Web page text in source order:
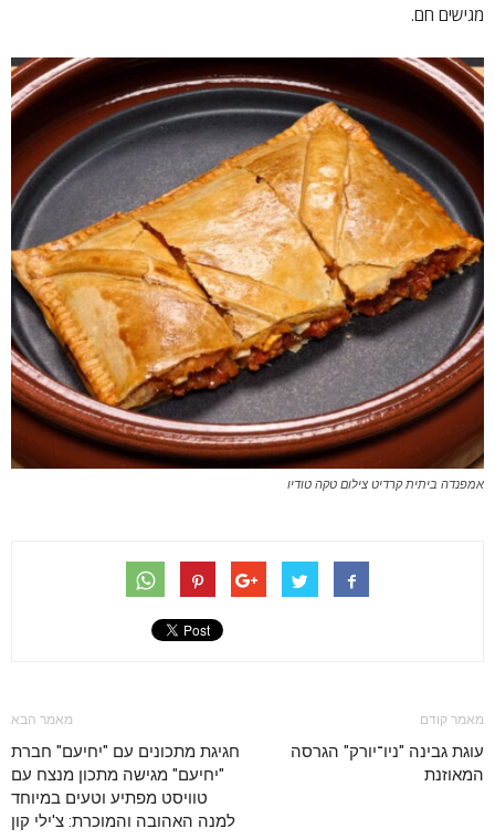
מגישים חם.
אמפנדה ביתית קרדיט צילום טקה טודיו
מאמר קודם
עוגת גבינה "ניו־יורק" הגרסה
המאוזנת
מאמר הבא
חגיגת מתכונים עם "יחיעם" חברת
"יחיעם" מגישה מתכון מנצח עם
טוויסט מפתיע וטעים במיוחד
למנה האהובה והמוכרת: צ'ילי קון